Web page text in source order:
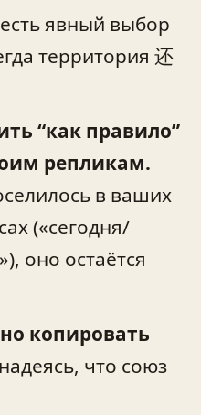
явный выбор
территория 还
“как правило”
репликам.
в ваших
(«сегодня/
оно остаётся
копировать
что союз